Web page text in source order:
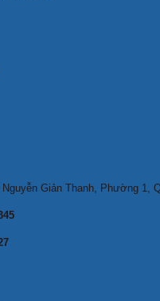
Giản Thanh, Phường 1,